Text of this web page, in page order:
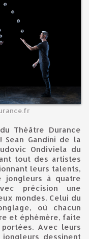
Gandini de la
Ondiviela du
tout des artistes
leurs talents,
jongleurs à quatre
précision une
mondes. Celui du
où chacun
et éphémère, faite
Avec leurs
dessinent